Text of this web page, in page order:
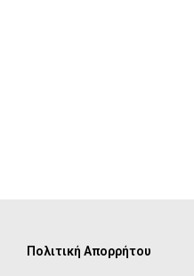
Πολιτική Απορρήτου